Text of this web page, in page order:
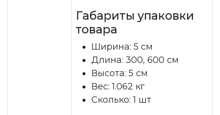
Габариты упаковки
товара
Ширина: 5 см
Длина: 300, 600 см
Высота: 5 см
Вес: 1.062 кг
Сколько: 1 шт